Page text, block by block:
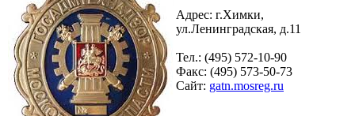
Адрес: г.Химки,
ул.Ленинградская, д.11
Тел.: (495) 572-10-90
Факс: (495) 573-50-73
Сайт: gatn.mosreg.ru